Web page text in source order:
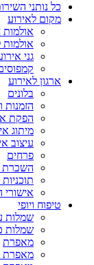
כל נותני
מקום לאירוע
אולמות
אולמות
גני
ארגון לאירוע
בלונים
הזמנות
הפקת
מיתוג
עיצוב
פרחים
השכרת
אישורי
טיפוח ויופי
שמלות
שמלות
מאפרת
מאפרת